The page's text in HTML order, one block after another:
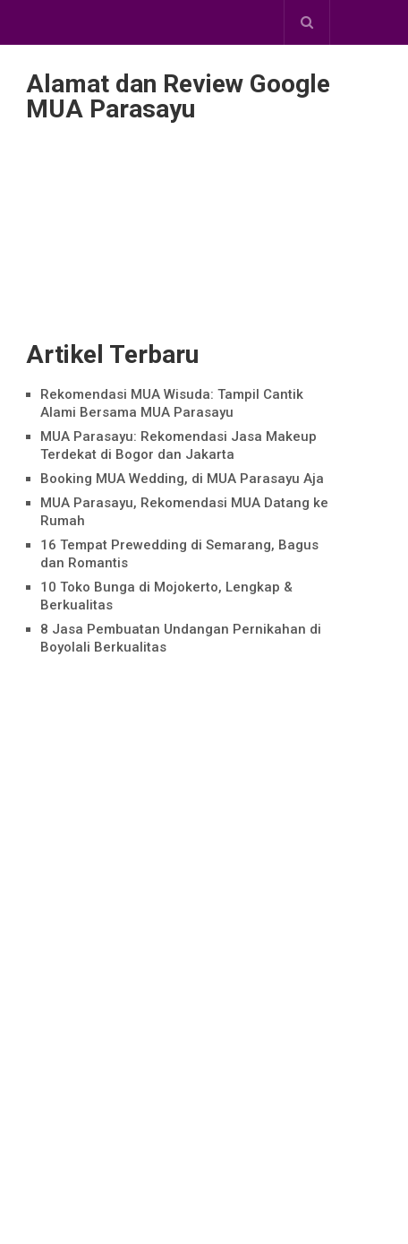
Alamat dan Review Google
MUA Parasayu
Artikel Terbaru
Rekomendasi MUA Wisuda: Tampil Cantik
Alami Bersama MUA Parasayu
MUA Parasayu: Rekomendasi Jasa Makeup
Terdekat di Bogor dan Jakarta
Booking MUA Wedding, di MUA Parasayu Aja
MUA Parasayu, Rekomendasi MUA Datang ke
Rumah
16 Tempat Prewedding di Semarang, Bagus
dan Romantis
10 Toko Bunga di Mojokerto, Lengkap &
Berkualitas
8 Jasa Pembuatan Undangan Pernikahan di
Boyolali Berkualitas